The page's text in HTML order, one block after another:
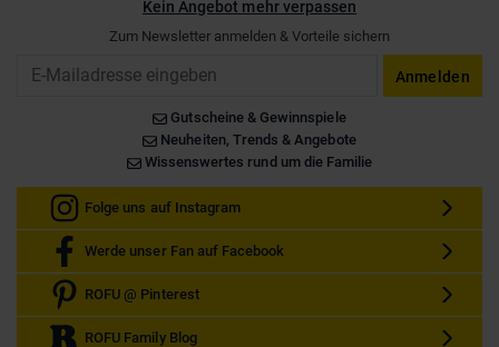
Kein Angebot mehr verpassen
Zum Newsletter anmelden & Vorteile sichern
Anmelden
Gutscheine & Gewinnspiele
Neuheiten, Trends & Angebote
Wissenswertes rund um die Familie
Folge uns auf Instagram
Werde unser Fan auf Facebook
ROFU @ Pinterest
ROFU Family Blog